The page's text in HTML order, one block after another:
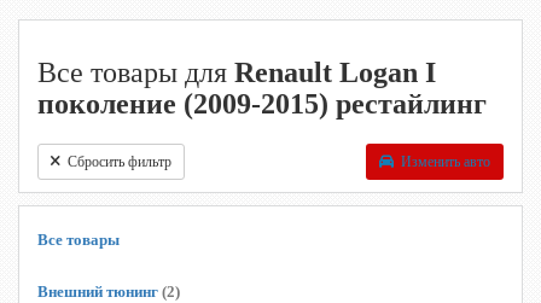
Все товары для Renault Logan I
поколение (2009-2015) рестайлинг
Сбросить фильтр Изменить авто
Все товары
Внешний тюнинг (2)